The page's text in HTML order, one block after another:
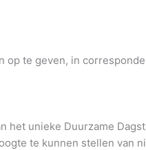
op te geven, in
het unieke Duurzame
te kunnen stellen van